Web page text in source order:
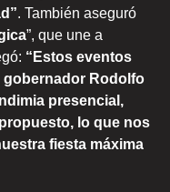
. También aseguró
”, que une a
“Estos eventos
Rodolfo
presencial,
lo que nos
fiesta máxima